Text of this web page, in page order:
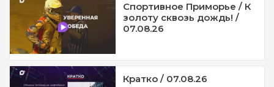
Спортивное Приморье / К
золоту сквозь дождь! /
07.08.26
Кратко / 07.08.26